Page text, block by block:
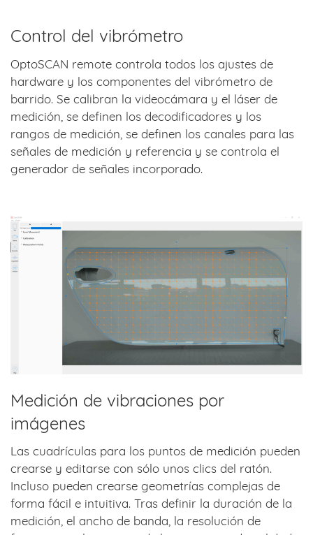
Control del vibrómetro
OptoSCAN remote controla todos los ajustes de
hardware y los componentes del vibrómetro de
barrido. Se calibran la videocámara y el láser de
medición, se definen los decodificadores y los
rangos de medición, se definen los canales para las
señales de medición y referencia y se controla el
generador de señales incorporado.
Medición de vibraciones por
imágenes
Las cuadrículas para los puntos de medición pueden
crearse y editarse con sólo unos clics del ratón.
Incluso pueden crearse geometrías complejas de
forma fácil e intuitiva. Tras definir la duración de la
medición, el ancho de banda, la resolución de